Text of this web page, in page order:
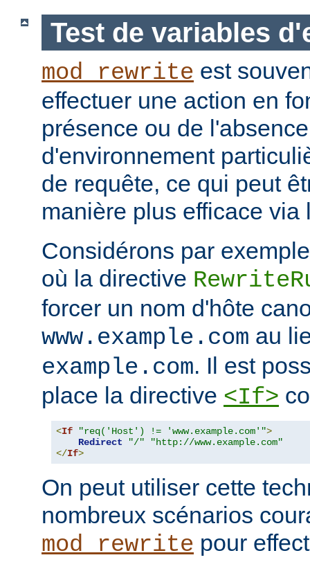
Test de variables
mod_rewrite est
effectuer une action en
présence ou de
d'environnement
de requête, ce qui peut
manière plus efficace
Considérons par
où la directive
forcer un nom d'hôte
www.example.com au
example.com. Il est
place la directive <If>
<If "req('Host') != 'www.example.com'">
Redirect
"/"
"http://www.example.com"
</If>
On peut utiliser cette
nombreux scénarios
mod_rewrite pour